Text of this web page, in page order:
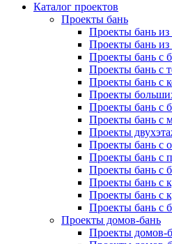
Каталог проектов
Проекты бань
Проекты бань из
Проекты бань из
Проекты бань с
Проекты бань с
Проекты бань с
Проекты
Проекты бань с
Проекты бань с
Проекты
Проекты бань с
Проекты бань с
Проекты бань с
Проекты бань с
Проекты бань с
Проекты бань с
Проекты домов-бань
Проекты домов-